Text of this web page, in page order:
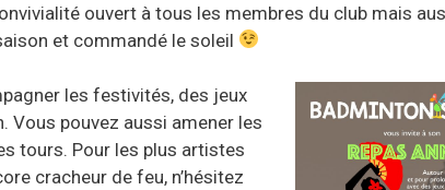
ouvert à tous les membres du club mais
et commandé le soleil
les festivités, des jeux
Vous pouvez aussi amener les
tours. Pour les plus artistes
cracheur de feu, n’hésitez